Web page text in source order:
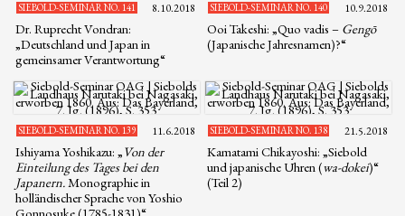
SIEBOLD-SEMINAR NO. 141 8.10.2018
Dr. Ruprecht Vondran:
„Deutschland und Japan in
gemeinsamer Verantwortung“
SIEBOLD-SEMINAR NO. 140 10.9.2018
Ooi Takeshi: „Quo vadis – Gengō
(Japanische Jahresnamen)?“
SIEBOLD-SEMINAR NO. 139 11.6.2018
Ishiyama Yoshikazu: „Von der
Einteilung des Tages bei den
Japanern.Monographie in
holländischer Sprache von Yoshio
SIEBOLD-SEMINAR NO. 138 21.5.2018
Kamatami Chikayoshi: „Siebold
und japanische Uhren (wa-dokei)“
(Teil 2)